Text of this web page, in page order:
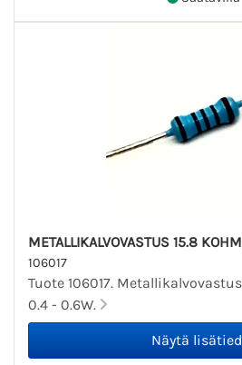
METALLIKALVOVASTUS 15.8
106017
Tuote 106017. Metallikalvovastus
0.4 - 0.6W.